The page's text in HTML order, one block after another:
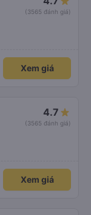
(3565 đánh giá)
Xem giá
4.7
(3565 đánh giá)
Xem giá